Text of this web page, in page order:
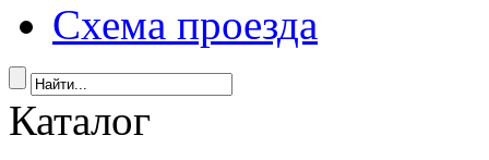
Схема проезда
Каталог